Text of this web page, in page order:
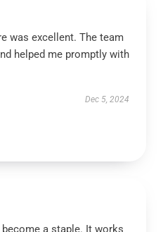
was excellent. The team
helped me promptly with
Dec 5, 2024
a staple. It works